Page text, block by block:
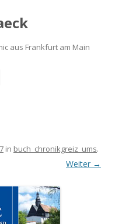
aus Frankfurt am Main
Zum
springen
in buch_chronikgreiz_ums.
Weiter →